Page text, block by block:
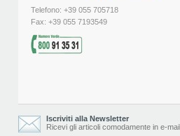
Telefono: +39 055 705718
Fax: +39 055 7193549
Iscriviti alla Newsletter
Ricevi gli articoli comodamente in e-mail